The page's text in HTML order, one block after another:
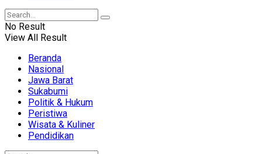
No Result
View All Result
Beranda
Nasional
Jawa Barat
Sukabumi
Politik & Hukum
Peristiwa
Wisata & Kuliner
Pendidikan